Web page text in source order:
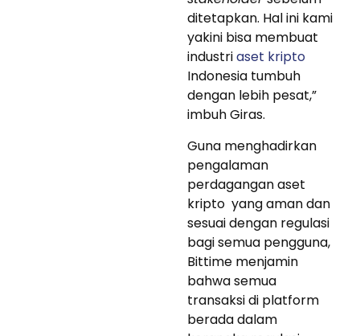
ditetapkan. Hal ini kami
yakini bisa membuat
industriaset kripto
Indonesia tumbuh
dengan lebih pesat,”
imbuh Giras.
Guna menghadirkan
pengalaman
perdagangan aset
kripto yang aman dan
sesuai dengan regulasi
bagi semua pengguna,
Bittime menjamin
bahwa semua
transaksi di platform
berada dalam